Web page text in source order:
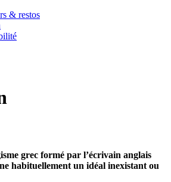
& restos
grec formé par l’écrivain anglais
habituellement un idéal inexistant ou